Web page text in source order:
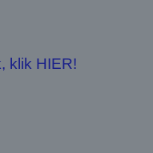
klik HIER!